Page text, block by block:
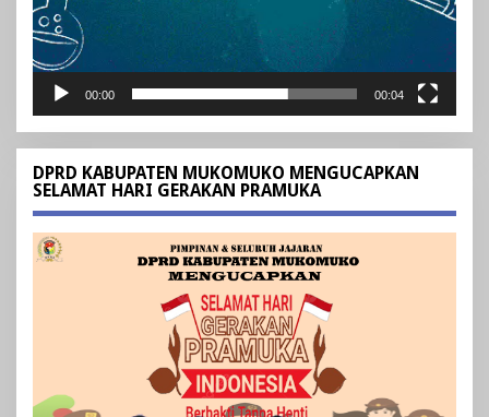
00:00 00:04
DPRD KABUPATEN MUKOMUKO MENGUCAPKAN
SELAMAT HARI GERAKAN PRAMUKA